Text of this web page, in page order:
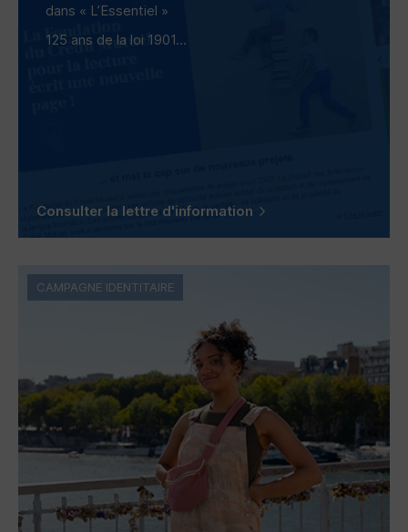
dans « L’Essentiel »
125 ans de la loi 1901...
Consulter la lettre d'information
CAMPAGNE IDENTITAIRE